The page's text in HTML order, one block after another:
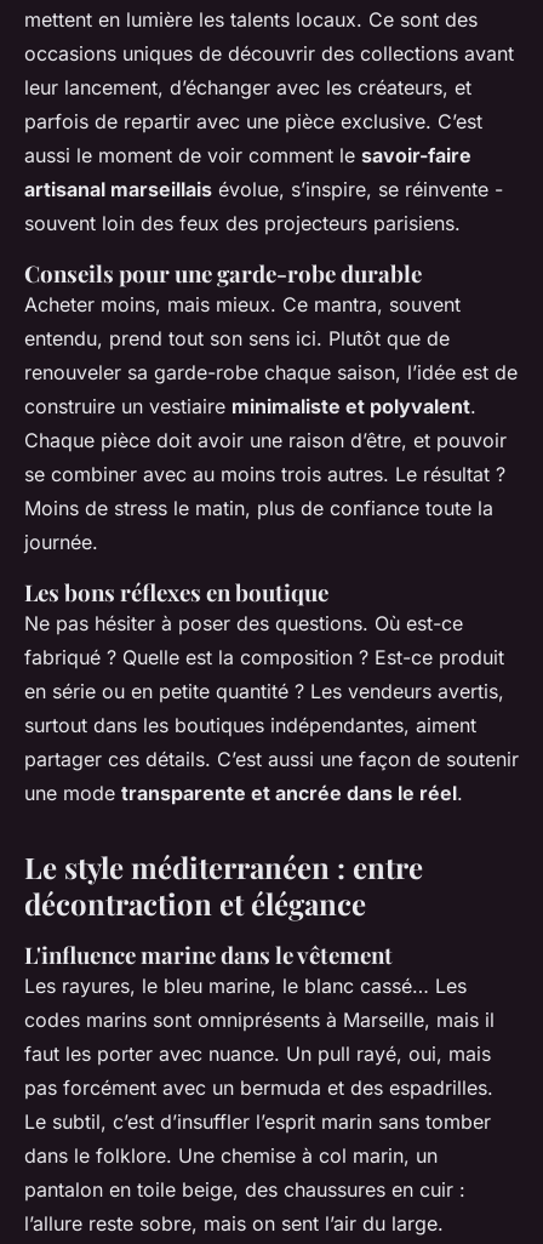
mettent en lumière les talents locaux. Ce sont des
occasions uniques de découvrir des collections avant
leur lancement, d’échanger avec les créateurs, et
parfois de repartir avec une pièce exclusive. C’est
aussi le moment de voir comment le savoir-faire
artisanal marseillais évolue, s’inspire, se réinvente -
souvent loin des feux des projecteurs parisiens.
Conseils pour une garde-robe durable
Acheter moins, mais mieux. Ce mantra, souvent
entendu, prend tout son sens ici. Plutôt que de
renouveler sa garde-robe chaque saison, l’idée est de
construire un vestiaire minimaliste et polyvalent.
Chaque pièce doit avoir une raison d’être, et pouvoir
se combiner avec au moins trois autres. Le résultat ?
Moins de stress le matin, plus de confiance toute la
journée.
Les bons réflexes en boutique
Ne pas hésiter à poser des questions. Où est-ce
fabriqué ? Quelle est la composition ? Est-ce produit
en série ou en petite quantité ? Les vendeurs avertis,
surtout dans les boutiques indépendantes, aiment
partager ces détails. C’est aussi une façon de soutenir
une mode transparente et ancrée dans le réel.
Le style méditerranéen : entre
décontraction et élégance
L'influence marine dans le vêtement
Les rayures, le bleu marine, le blanc cassé… Les
codes marins sont omniprésents à Marseille, mais il
faut les porter avec nuance. Un pull rayé, oui, mais
pas forcément avec un bermuda et des espadrilles.
Le subtil, c’est d’insuffler l’esprit marin sans tomber
dans le folklore. Une chemise à col marin, un
pantalon en toile beige, des chaussures en cuir :
l’allure reste sobre, mais on sent l’air du large.